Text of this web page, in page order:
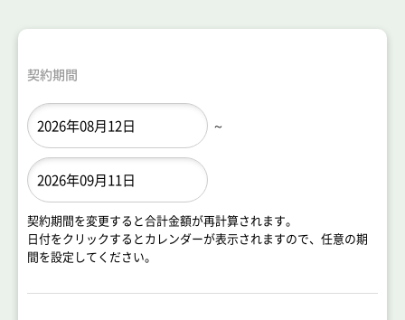
契約期間
～
契約期間を変更すると合計金額が再計算されます。
日付をクリックするとカレンダーが表示されますので、任意の期
間を設定してください。